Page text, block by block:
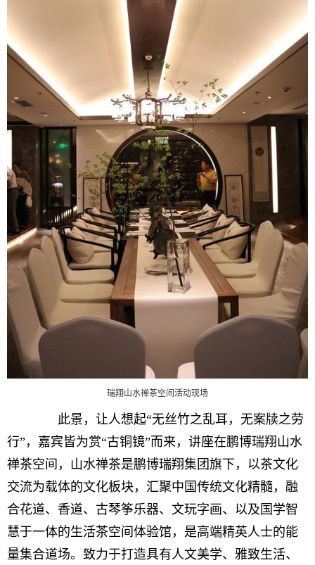
瑞翔山水禅茶空间活动现场
此景，让人想起“无丝竹之乱耳，无案牍之劳
行”，嘉宾皆为赏“古铜镜”而来，讲座在鹏博瑞翔山水
禅茶空间，山水禅茶是鹏博瑞翔集团旗下，以茶文化
交流为载体的文化板块，汇聚中国传统文化精髓，融
合花道、香道、古琴筝乐器、文玩字画、以及国学智
慧于一体的生活茶空间体验馆，是高端精英人士的能
量集合道场。致力于打造具有人文美学、雅致生活、